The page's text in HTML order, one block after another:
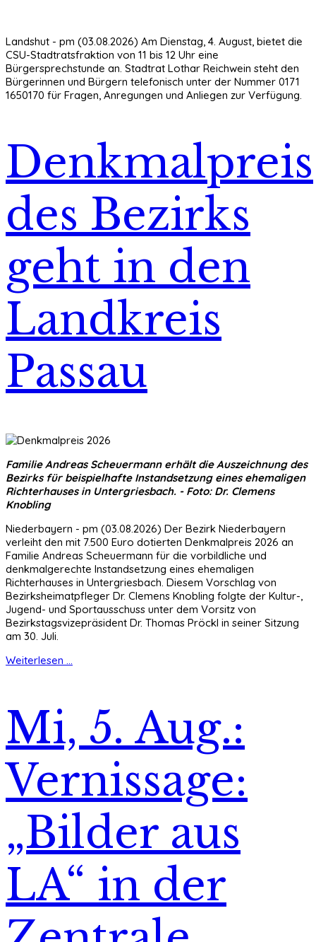
Landshut - pm (03.08.2026) Am Dienstag, 4. August, bietet die
CSU-Stadtratsfraktion von 11 bis 12 Uhr eine
Bürgersprechstunde an. Stadtrat Lothar Reichwein steht den
Bürgerinnen und Bürgern telefonisch unter der Nummer 0171
1650170 für Fragen, Anregungen und Anliegen zur Verfügung.
Denkmalpreis
des Bezirks
geht in den
Landkreis
Passau
Familie Andreas Scheuermann erhält die Auszeichnung des
Bezirks für beispielhafte Instandsetzung eines ehemaligen
Richterhauses in Untergriesbach. - Foto: Dr. Clemens
Knobling
Niederbayern - pm (03.08.2026) Der Bezirk Niederbayern
verleiht den mit 7.500 Euro dotierten Denkmalpreis 2026 an
Familie Andreas Scheuermann für die vorbildliche und
denkmalgerechte Instandsetzung eines ehemaligen
Richterhauses in Untergriesbach. Diesem Vorschlag von
Bezirksheimatpfleger Dr. Clemens Knobling folgte der Kultur-,
Jugend- und Sportausschuss unter dem Vorsitz von
Bezirkstagsvizepräsident Dr. Thomas Pröckl in seiner Sitzung
am 30. Juli.
Weiterlesen ...
Mi, 5. Aug.:
Vernissage:
„Bilder aus
LA“ in der